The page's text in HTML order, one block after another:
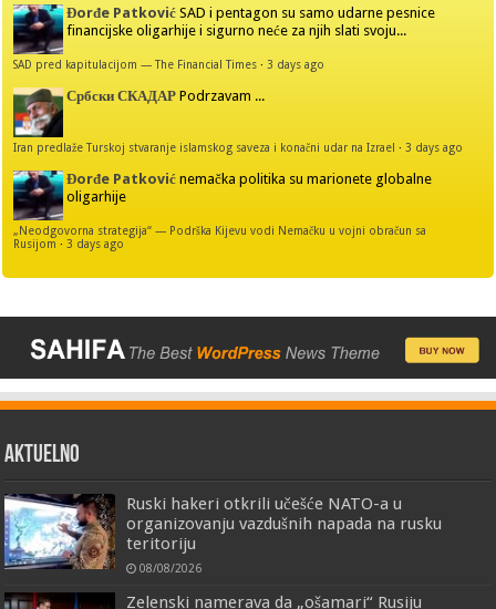
Đorđe Patković SAD i pentagon su samo udarne pesnice
financijske oligarhije i sigurno neće za njih slati svoju...
SAD pred kapitulacijom — The Financial Times ·3 days ago
Србски СКАДАР Podrzavam ...
Iran predlaže Turskoj stvaranje islamskog saveza i konačni udar na Izrael ·3 days ago
Đorđe Patković nemačka politika su marionete globalne
oligarhije
„Neodgovorna strategija“ — Podrška Kijevu vodi Nemačku u vojni obračun sa
Rusijom ·3 days ago
AKTUELNO
Ruski hakeri otkrili učešće NATO-a u
organizovanju vazdušnih napada na rusku
teritoriju
08/08/2026
Zelenski namerava da „ošamari“ Rusiju